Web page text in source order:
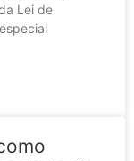
Lei de